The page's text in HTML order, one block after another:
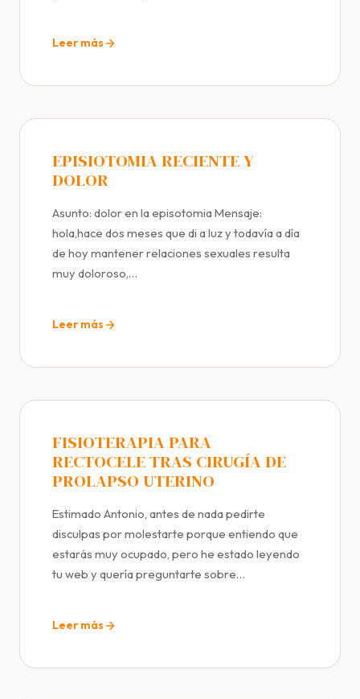
Leer más
EPISIOTOMIA RECIENTE Y
DOLOR
Asunto: dolor en la episotomia Mensaje:
hola,hace dos meses que di a luz y todavía a día
de hoy mantener relaciones sexuales resulta
muy doloroso,…
Leer más
FISIOTERAPIA PARA
RECTOCELE TRAS CIRUGÍA DE
PROLAPSO UTERINO
Estimado Antonio, antes de nada pedirte
disculpas por molestarte porque entiendo que
estarás muy ocupado, pero he estado leyendo
tu web y quería preguntarte sobre…
Leer más